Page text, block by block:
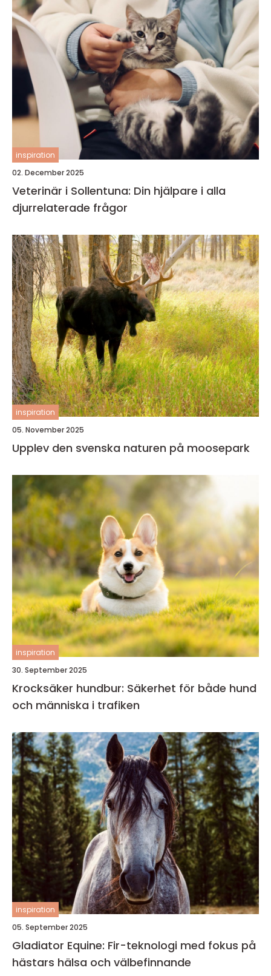
inspiration
02. December 2025
Veterinär i Sollentuna: Din hjälpare i alla
djurrelaterade frågor
inspiration
05. November 2025
Upplev den svenska naturen på moosepark
inspiration
30. September 2025
Krocksäker hundbur: Säkerhet för både hund
och människa i trafiken
inspiration
05. September 2025
Gladiator Equine: Fir-teknologi med fokus på
hästars hälsa och välbefinnande